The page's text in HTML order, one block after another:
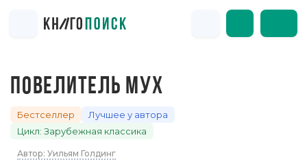
ПОВЕЛИТЕЛЬ МУХ
Бестселлер
Лучшее у автора
Цикл: Зарубежная классика
Автор: Уильям Голдинг